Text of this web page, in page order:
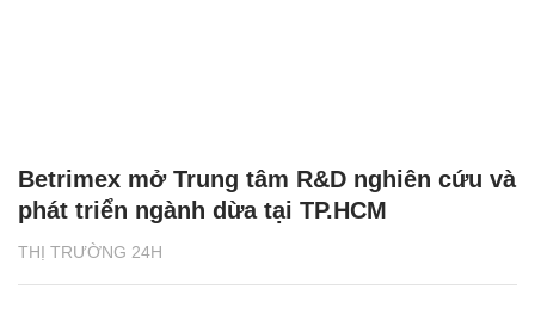
THỊ TRƯỜNG 24H
Betrimex mở Trung tâm R&D nghiên cứu và
phát triển ngành dừa tại TP.HCM